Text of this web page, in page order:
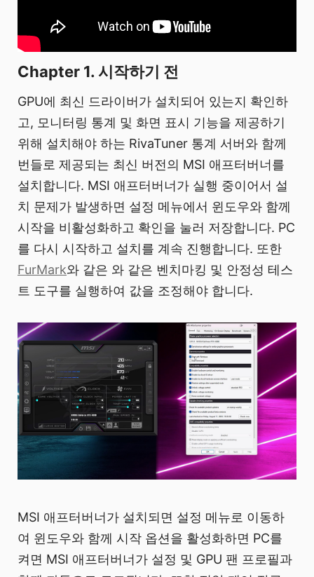
Chapter 1. 시작하기 전
GPU에 최신 드라이버가 설치되어 있는지 확인하
고, 모니터링 통계 및 화면 표시 기능을 제공하기
위해 설치해야 하는 RivaTuner 통계 서버와 함께
번들로 제공되는 최신 버전의 MSI 애프터버너를
설치합니다. MSI 애프터버너가 실행 중이어서 설
치 문제가 발생하면 설정 메뉴에서 윈도우와 함께
시작을 비활성화하고 확인을 눌러 저장합니다. PC
를 다시 시작하고 설치를 계속 진행합니다. 또한
FurMark와 같은 와 같은 벤치마킹 및 안정성 테스
트 도구를 실행하여 값을 조정해야 합니다.
MSI 애프터버너가 설치되면 설정 메뉴로 이동하
여 윈도우와 함께 시작 옵션을 활성화하면 PC를
켜면 MSI 애프터버너가 설정 및 GPU 팬 프로필과